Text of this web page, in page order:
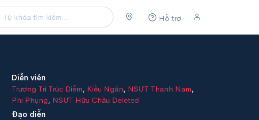
Hỗ trợ
Diễn viên
Trương Tri Trúc Diễm, Kiều Ngân, NSƯT Thanh Nam,
Phi Phụng, NSƯT Hữu Châu Deleted
Đạo diễn